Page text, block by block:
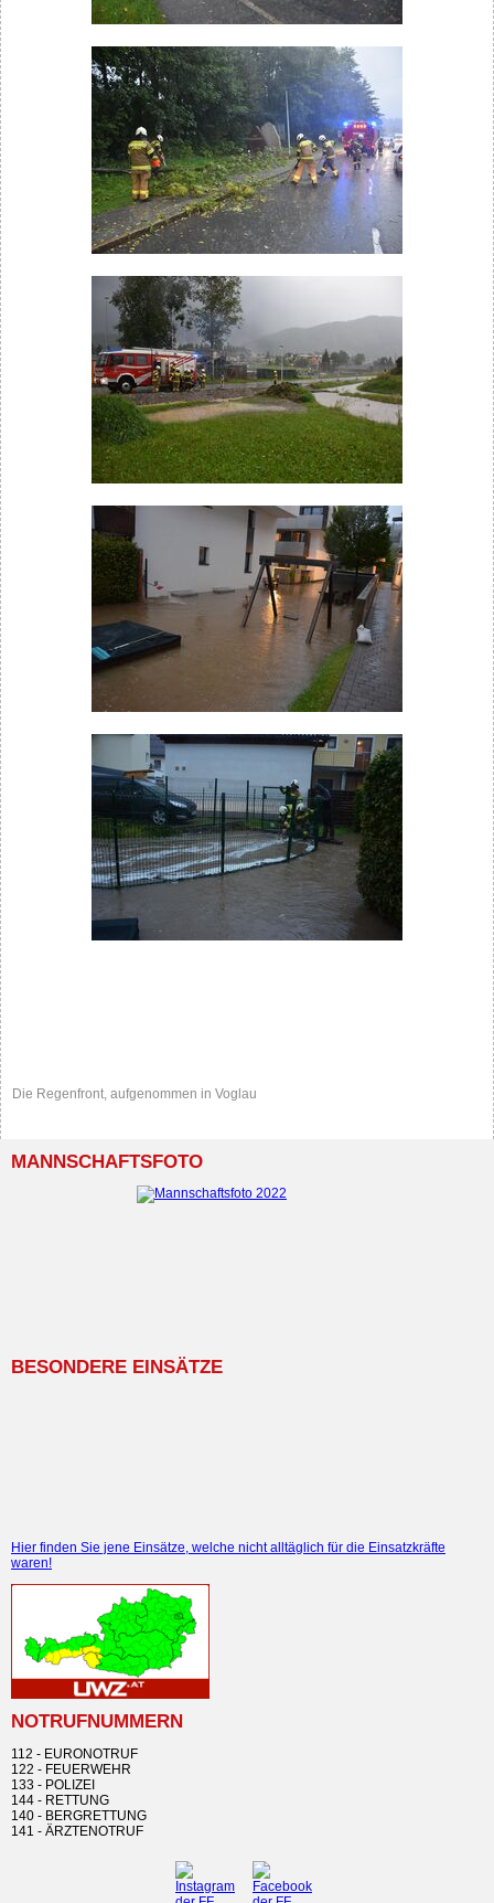
Die Regenfront, aufgenommen in Voglau
MANNSCHAFTSFOTO
BESONDERE EINSÄTZE
Hier finden Sie jene Einsätze, welche nicht alltäglich für die Einsatzkräfte
waren!
NOTRUFNUMMERN
112 - EURONOTRUF
122 - FEUERWEHR
133 - POLIZEI
144 - RETTUNG
140 - BERGRETTUNG
141 - ÄRZTENOTRUF